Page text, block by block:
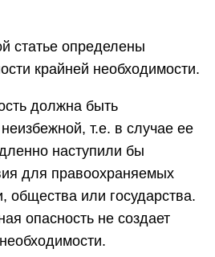
статье определены
крайней необходимости.
должна быть
т.е. в случае ее
наступили бы
для правоохраняемых
общества или государства.
опасность не создает